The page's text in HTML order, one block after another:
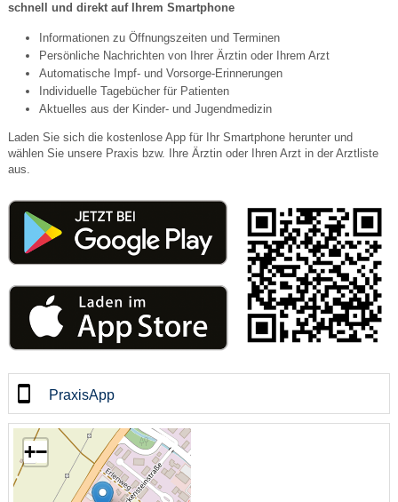
schnell und direkt auf Ihrem Smartphone
Informationen zu Öffnungszeiten und Terminen
Persönliche Nachrichten von Ihrer Ärztin oder Ihrem Arzt
Automatische Impf- und Vorsorge-Erinnerungen
Individuelle Tagebücher für Patienten
Aktuelles aus der Kinder- und Jugendmedizin
Laden Sie sich die kostenlose App für Ihr Smartphone herunter und
wählen Sie unsere Praxis bzw. Ihre Ärztin oder Ihren Arzt in der Arztliste
aus.
PraxisApp
+−